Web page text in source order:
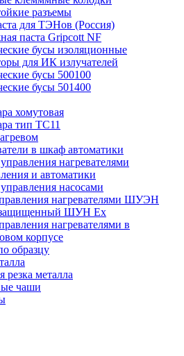
разъемы
для ТЭНов (Россия)
паста Gripcott NF
бусы изоляционные
для ИК излучателей
бусы 500100
бусы 501400
хомутовая
тип TC11
в шкаф автоматики
нагревателями
и автоматики
насосами
нагревателями ШУЭН
ШУН Ex
нагревателями в
корпусе
образцу
резка металла
чаши